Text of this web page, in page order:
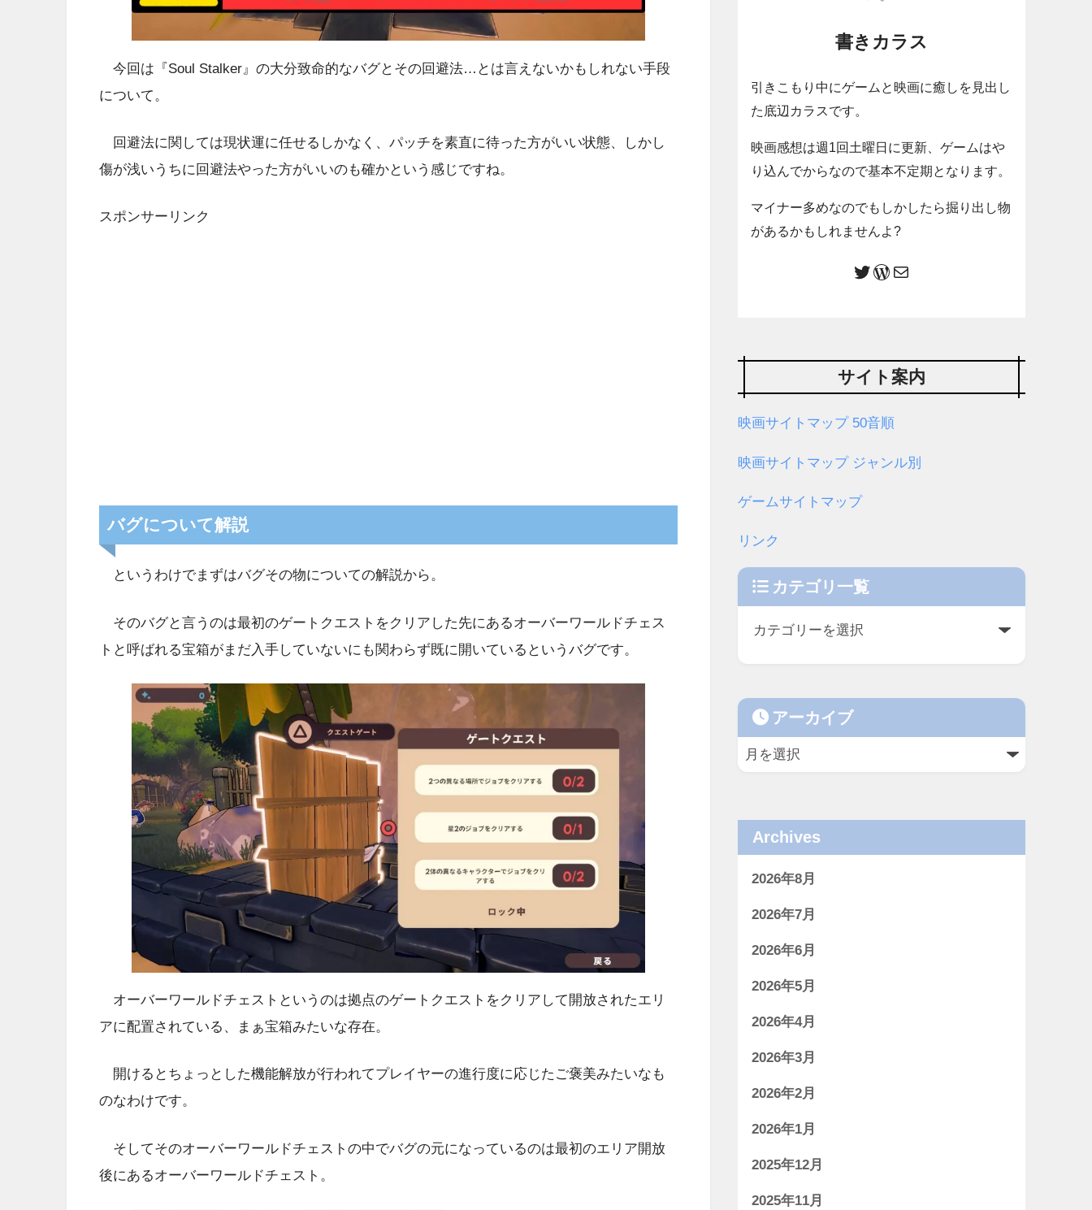
今回は『Soul Stalker』の大分致命的なバグとその回避法…とは言えないかもしれない手段
について。
回避法に関しては現状運に任せるしかなく、パッチを素直に待った方がいい状態、しかし
傷が浅いうちに回避法やった方がいいのも確かという感じですね。
スポンサーリンク
バグについて解説
というわけでまずはバグその物についての解説から。
そのバグと言うのは最初のゲートクエストをクリアした先にあるオーバーワールドチェス
トと呼ばれる宝箱がまだ入手していないにも関わらず既に開いているというバグです。
オーバーワールドチェストというのは拠点のゲートクエストをクリアして開放されたエリ
アに配置されている、まぁ宝箱みたいな存在。
開けるとちょっとした機能解放が行われてプレイヤーの進行度に応じたご褒美みたいなも
のなわけです。
そしてそのオーバーワールドチェストの中でバグの元になっているのは最初のエリア開放
後にあるオーバーワールドチェスト。
書きカラス
引きこもり中にゲームと映画に癒しを見出し
た底辺カラスです。
映画感想は週1回土曜日に更新、ゲームはや
り込んでからなので基本不定期となります。
マイナー多めなのでもしかしたら掘り出し物
があるかもしれませんよ?
サイト案内
映画サイトマップ 50音順
映画サイトマップ ジャンル別
ゲームサイトマップ
リンク
カテゴリ一覧
アーカイブ
Archives
2026年8月
2026年7月
2026年6月
2026年5月
2026年4月
2026年3月
2026年2月
2026年1月
2025年12月
2025年11月